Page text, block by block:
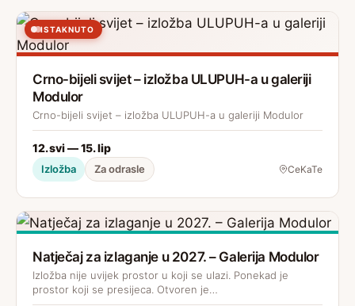
ISTAKNUTO
Crno-bijeli svijet – izložba ULUPUH-a u galeriji
Modulor
Crno-bijeli svijet – izložba ULUPUH-a u galeriji Modulor
12. svi — 15. lip
Izložba Za odrasle CeKaTe
Natječaj za izlaganje u 2027. – Galerija Modulor
Izložba nije uvijek prostor u koji se ulazi. Ponekad je
prostor koji se presijeca. Otvoren je…